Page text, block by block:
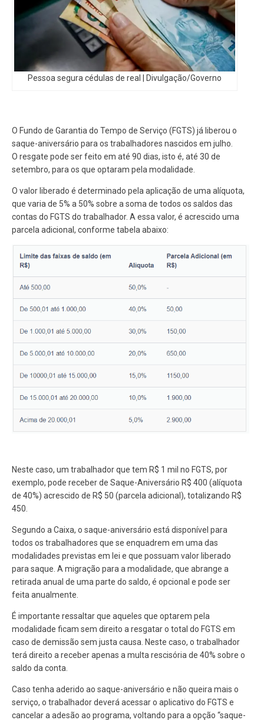
Pessoa segura cédulas de real | Divulgação/Governo
O Fundo de Garantia do Tempo de Serviço (FGTS) já liberou o
saque-aniversário para os trabalhadores nascidos em julho.
O resgate pode ser feito em até 90 dias, isto é, até 30 de
setembro, para os que optaram pela modalidade.
O valor liberado é determinado pela aplicação de uma alíquota,
que varia de 5% a 50% sobre a soma de todos os saldos das
contas do FGTS do trabalhador. A essa valor, é acrescido uma
parcela adicional, conforme tabela abaixo:
Neste caso, um trabalhador que tem R$ 1 mil no FGTS, por
exemplo, pode receber de Saque-Aniversário R$ 400 (alíquota
de 40%) acrescido de R$ 50 (parcela adicional), totalizando R$
450.
Segundo a Caixa, o saque-aniversário está disponível para
todos os trabalhadores que se enquadrem em uma das
modalidades previstas em lei e que possuam valor liberado
para saque. A migração para a modalidade, que abrange a
retirada anual de uma parte do saldo, é opcional e pode ser
feita anualmente.
É importante ressaltar que aqueles que optarem pela
modalidade ficam sem direito a resgatar o total do FGTS em
caso de demissão sem justa causa. Neste caso, o trabalhador
terá direito a receber apenas a multa rescisória de 40% sobre o
saldo da conta.
Caso tenha aderido ao saque-aniversário e não queira mais o
serviço, o trabalhador deverá acessar o aplicativo do FGTS e
cancelar a adesão ao programa, voltando para a opção “saque-